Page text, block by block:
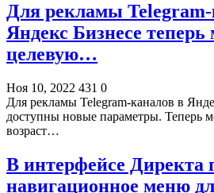
Для рекламы Telegram-
Яндекс Бизнесе
целевую…
Ноя 10, 2022 431 0
Для рекламы Telegram-каналов в
доступны новые параметры. Теперь
возраст…
В интерфейсе Директа
навигационное меню